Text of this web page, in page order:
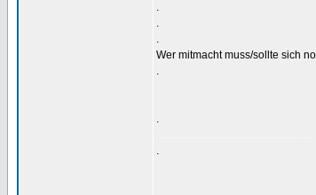
.
.
.
Wer mitmacht muss/sollte sich
.
.
.